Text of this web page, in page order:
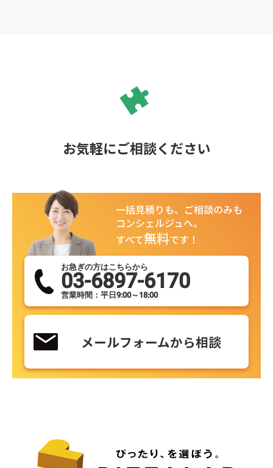
お気軽にご相談ください
一括見積りも、ご相談のみも
コンシェルジュへ。
すべて無料です！
お急ぎの方はこちらから
03-6897-6170
営業時間：平日9:00～18:00
メールフォームから相談